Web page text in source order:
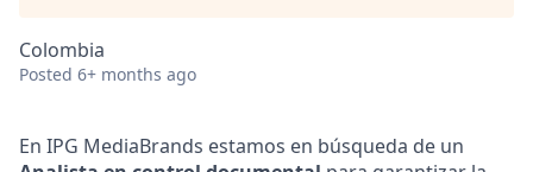
Colombia
Posted 6+ months ago
En IPG MediaBrands estamos en búsqueda de un